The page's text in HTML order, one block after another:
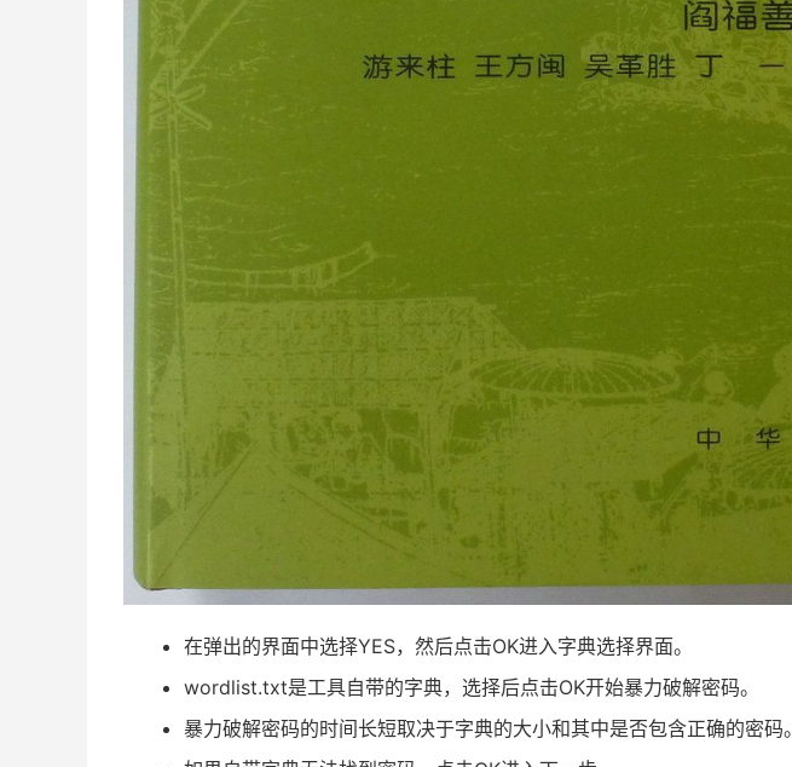
在弹出的界面中选择YES，然后点击OK进入字典选择界面。
wordlist.txt是工具自带的字典，选择后点击OK开始暴力破解密码。
暴力破解密码的时间长短取决于字典的大小和其中是否包含正确的密码。